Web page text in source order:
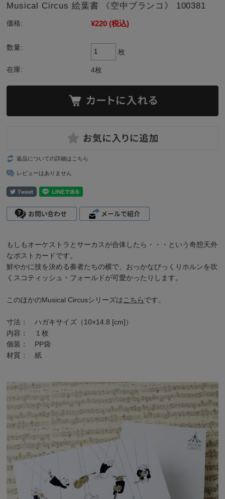
Musical Circus 絵葉書 《空中ブランコ》 100381
価格: ¥220 (税込)
数量:
枚
在庫: 4枚
返品についての詳細はこちら
レビューはありません
もしもオーケストラとサーカスが合体したら・・・という奇想天外
なポストカードです。
鮮やかに技を決める奏者たちの横で、おっかなびっくりホルンを吹
くスコティッシュ・フォールドが可愛かったりします。
このほかのMusical Circusシリーズはこちらです。
寸法： ハガキサイズ（10×14.8 [cm]）
内容： １枚
個装： PP袋
材質： 紙